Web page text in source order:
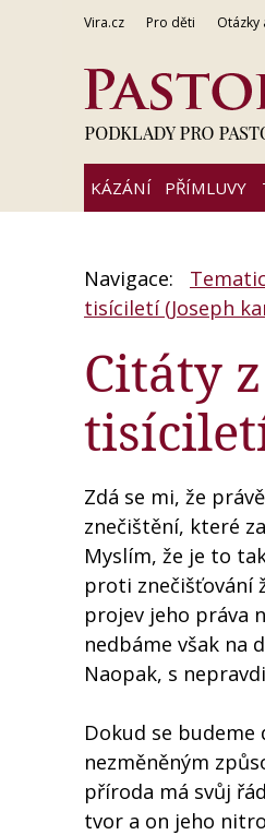
Vira.cz Pro děti
KÁZÁNÍ PŘÍMLUVY
Navigace:
tisíciletí (Joseph
Citáty
Zdá se mi, že
znečištění, které
Myslím, že je to
proti znečišťování
projev jeho práva
nedbáme však na
Naopak, s
Dokud se
nezměněným
příroda má svůj
tvor a on jeho